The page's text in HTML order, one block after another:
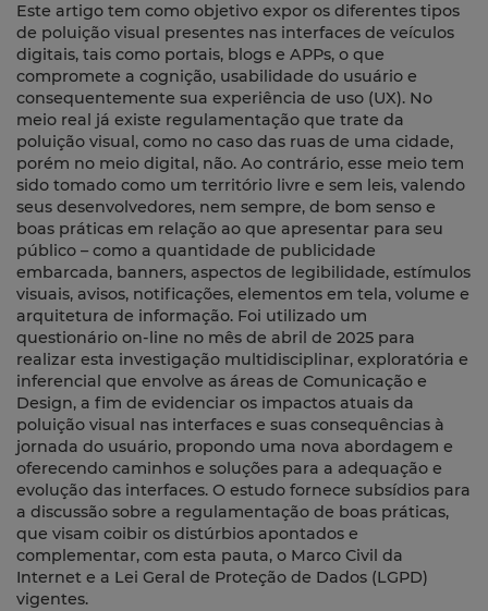
Este artigo tem como objetivo expor os diferentes tipos
de poluição visual presentes nas interfaces de veículos
digitais, tais como portais, blogs e APPs, o que
compromete a cognição, usabilidade do usuário e
consequentemente sua experiência de uso (UX). No
meio real já existe regulamentação que trate da
poluição visual, como no caso das ruas de uma cidade,
porém no meio digital, não. Ao contrário, esse meio tem
sido tomado como um território livre e sem leis, valendo
seus desenvolvedores, nem sempre, de bom senso e
boas práticas em relação ao que apresentar para seu
público – como a quantidade de publicidade
embarcada, banners, aspectos de legibilidade, estímulos
visuais, avisos, notificações, elementos em tela, volume e
arquitetura de informação. Foi utilizado um
questionário on-line no mês de abril de 2025 para
realizar esta investigação multidisciplinar, exploratória e
inferencial que envolve as áreas de Comunicação e
Design, a fim de evidenciar os impactos atuais da
poluição visual nas interfaces e suas consequências à
jornada do usuário, propondo uma nova abordagem e
oferecendo caminhos e soluções para a adequação e
evolução das interfaces. O estudo fornece subsídios para
a discussão sobre a regulamentação de boas práticas,
que visam coibir os distúrbios apontados e
complementar, com esta pauta, o Marco Civil da
Internet e a Lei Geral de Proteção de Dados (LGPD)
vigentes.